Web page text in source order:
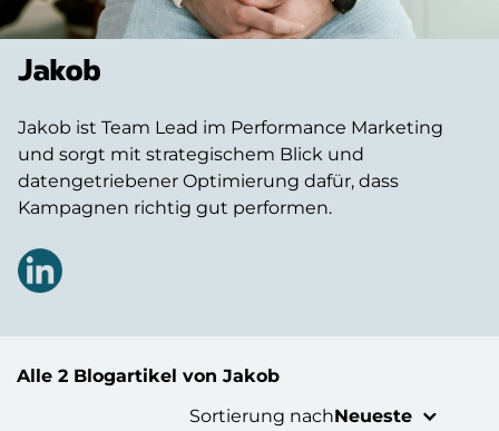
Jakob
Jakob ist Team Lead im Performance Marketing
und sorgt mit strategischem Blick und
datengetriebener Optimierung dafür, dass
Kampagnen richtig gut performen.
Alle 2 Blogartikel von Jakob
Sortierung nachNeueste